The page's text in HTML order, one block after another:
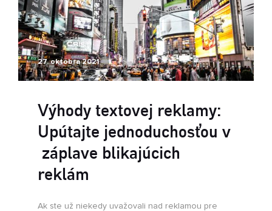
27. októbra 2021
Výhody textovej reklamy:
Upútajte jednoduchosťou v
záplave blikajúcich
reklám
Ak ste už niekedy uvažovali nad reklamou pre